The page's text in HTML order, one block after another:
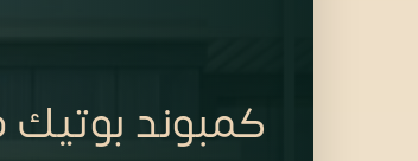
كمبوند بوتيك فيلدج2